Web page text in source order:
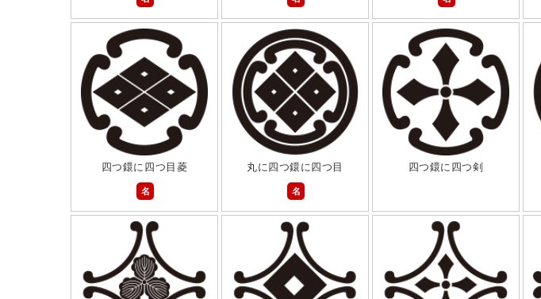
四つ鐶に四つ目菱
名
丸に四つ鐶に四つ目
名
四つ鐶に四つ剣